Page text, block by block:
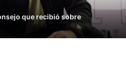
que recibió sobre